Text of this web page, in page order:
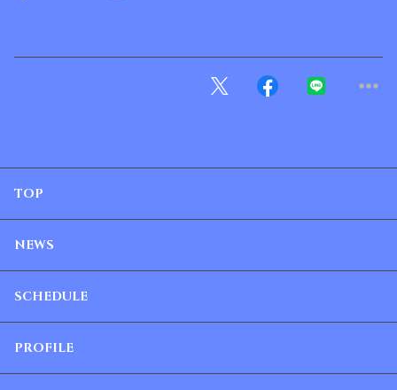
TOP
NEWS
SCHEDULE
PROFILE